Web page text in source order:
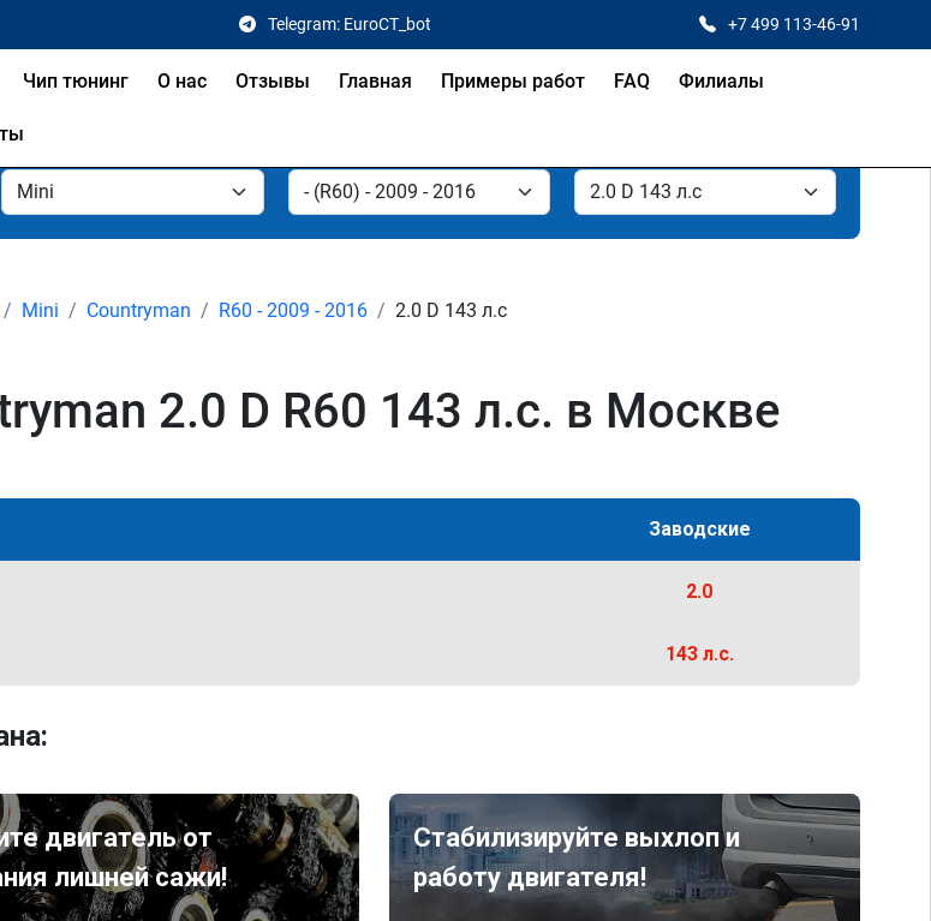
Telegram: EuroCT_bot +7 499 113-46-91
Чип тюнинг О нас Отзывы Главная Примеры работ FAQ Филиалы
Mini Countryman R60 - 2009 - 2016 2.0 D 143 л.с
2.0 D R60 143 л.с. в Москве
Заводские
2.0
143 л.с.
двигатель от
лишней сажи!
Стабилизируйте выхлоп и
работу двигателя!